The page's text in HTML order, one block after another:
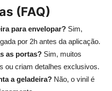
(FAQ)
para envelopar? Sim,
por 2h antes da aplicação.
as portas? Sim, muitos
ou criam detalhes exclusivos.
a geladeira? Não, o vinil é